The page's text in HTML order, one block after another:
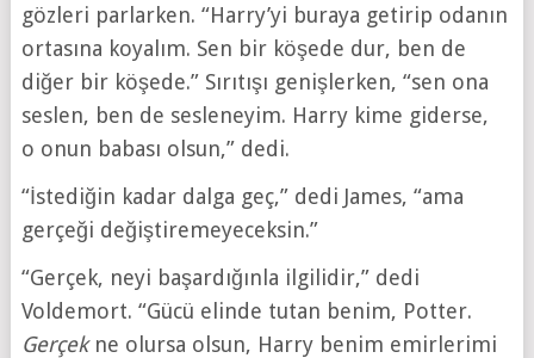
gözleri parlarken. “Harry’yi buraya getirip odanın
ortasına koyalım. Sen bir köşede dur, ben de
diğer bir köşede.” Sırıtışı genişlerken, “sen ona
seslen, ben de sesleneyim. Harry kime giderse,
o onun babası olsun,” dedi.
“İstediğin kadar dalga geç,” dedi James, “ama
gerçeği değiştiremeyeceksin.”
“Gerçek, neyi başardığınla ilgilidir,” dedi
Voldemort. “Gücü elinde tutan benim, Potter.
Gerçekne olursa olsun, Harry benim emirlerimi